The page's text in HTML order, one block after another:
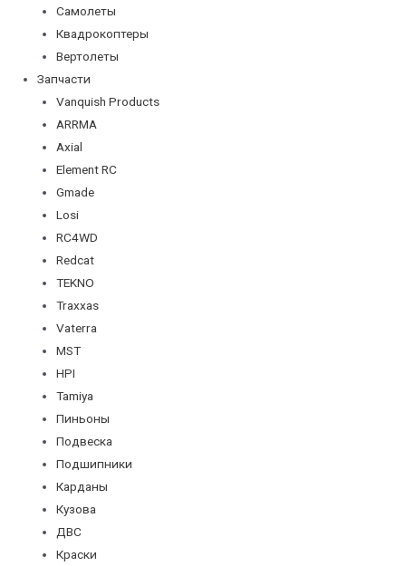
Самолеты
Квадрокоптеры
Вертолеты
Запчасти
Vanquish Products
ARRMA
Axial
Element RC
Gmade
Losi
RC4WD
Redcat
TEKNO
Traxxas
Vaterra
MST
HPI
Tamiya
Пиньоны
Подвеска
Подшипники
Карданы
Кузова
ДВС
Краски